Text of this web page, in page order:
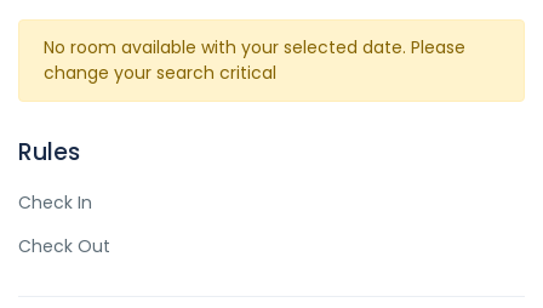
No room available with your selected date. Please
change your search critical
Rules
Check In
Check Out